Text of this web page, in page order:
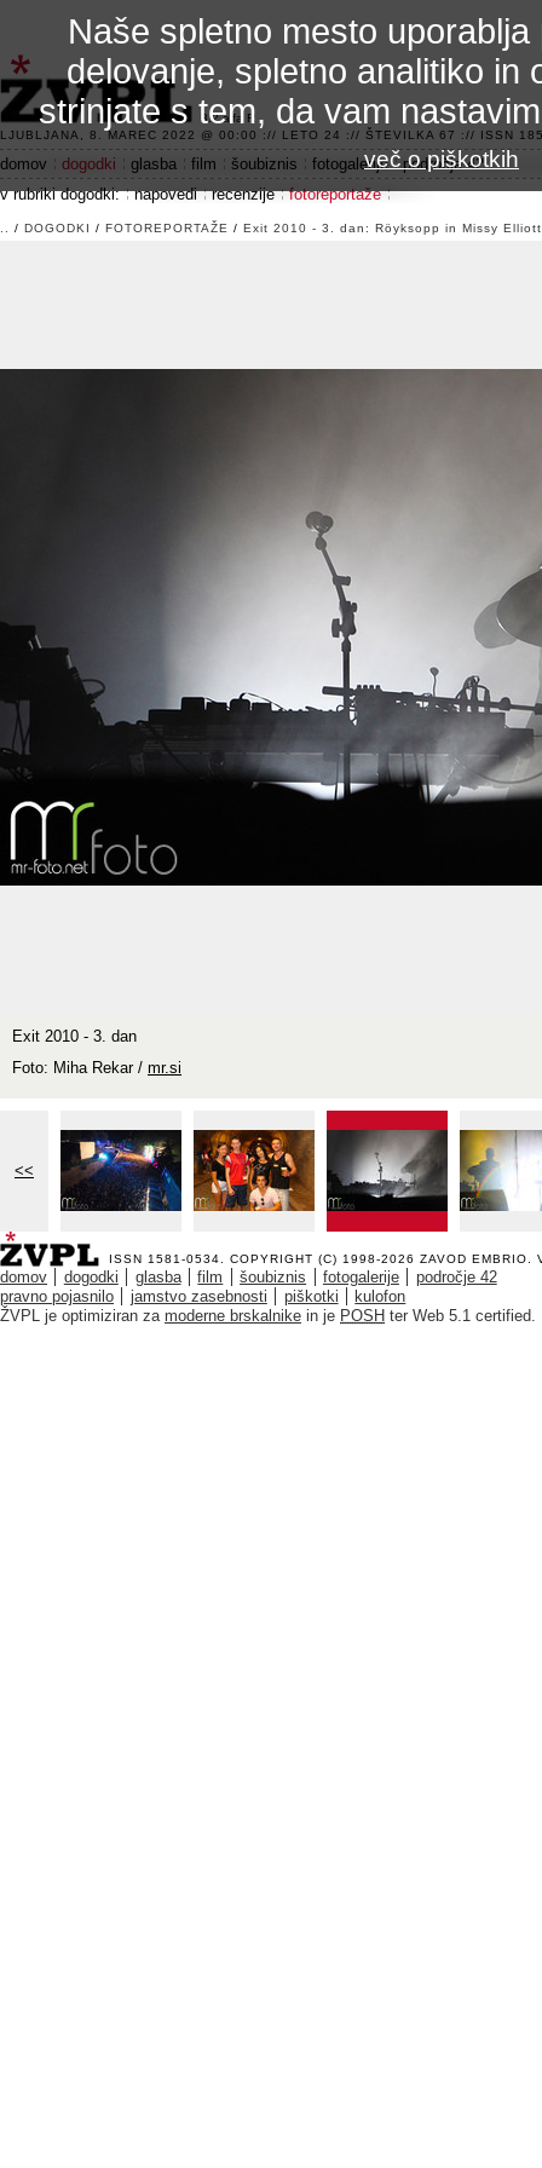
3.2 alfa R
LJUBLJANA, 8. MAREC 2022 @ 00:00 :// LETO 24 :// ŠTEVILKA 67 :// ISSN
domov dogodki glasba film šoubiznis fotogalerije
področje 42
v rubriki dogodki:
napovedi recenzije fotoreportaže
/ DOGODKI / FOTOREPORTAŽE / Exit 2010 - 3. dan: Röyksopp in Missy Elliott
Exit 2010 - 3. dan
Foto: Miha Rekar / mr.si
<<
ISSN 1581-0534. COPYRIGHT (C) 1998-2026 ZAVOD EMBRIO .
domov dogodki glasba film šoubiznis fotogalerije
področje 42
pravno pojasnilo
jamstvo zasebnosti piškotki
kulofon
ŽVPL je optimiziran za moderne brskalnike in je POSH ter Web 5.1 certified.
Naše spletno mesto
delovanje, spletno analitiko in
strinjate s tem, da vam
več o piškotkih